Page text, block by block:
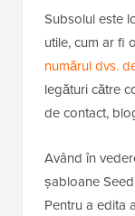
Subsolul este
utile, cum ar fi o
numărul dvs.
legături către
de contact,
Având în
șabloane
Pentru a edita